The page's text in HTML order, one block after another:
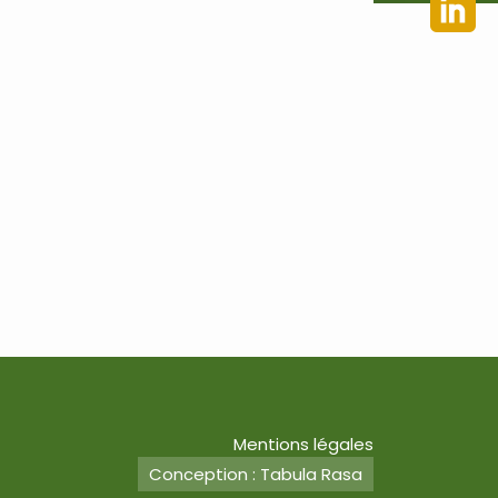
Mentions légales
Conception : Tabula Rasa